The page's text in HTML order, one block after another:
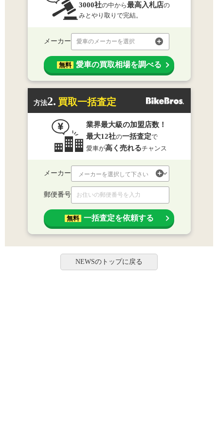
3000社の中から最高入札店の
みとやり取りで完結。
メーカー 愛車のメーカーを選択
無料 愛車の買取相場を調べる
方法2. 買取一括査定
業界最大級の加盟店数！
最大12社の一括査定で
愛車が高く売れるチャンス
メーカー
郵便番号
無料 一括査定を依頼する
NEWSのトップに戻る